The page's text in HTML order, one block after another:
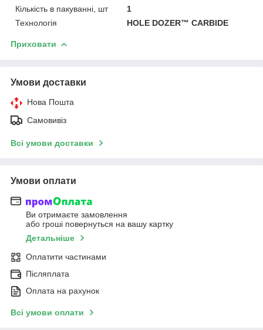
Кількість в пакуванні, шт
1
Технологія
HOLE DOZER™ CARBIDE
Приховати
Умови доставки
Нова Пошта
Самовивіз
Всі умови доставки
Умови оплати
Ви отримаєте замовлення
або гроші повернуться на вашу картку
Детальніше
Оплатити частинами
Післяплата
Оплата на рахунок
Всі умови оплати